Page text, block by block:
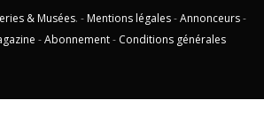
& Musées. - Mentions légales-Annonceurs-
-Abonnement- Conditions générales